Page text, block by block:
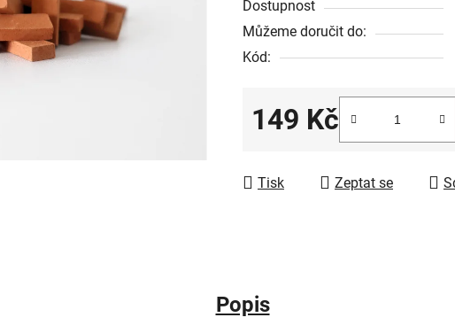
Dostupnost
Můžeme doručit do:
Kód:
149 Kč
Tisk Zeptat se
Popis